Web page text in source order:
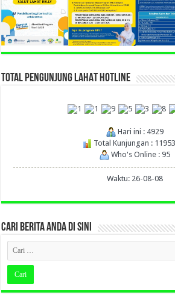
TOTAL PENGUNJUNG LAHAT HOTLINE
Hari ini : 4929
Total Kunjungan :
Who's Online : 95
Waktu: 26-08-08
CARI BERITA ANDA DI SINI